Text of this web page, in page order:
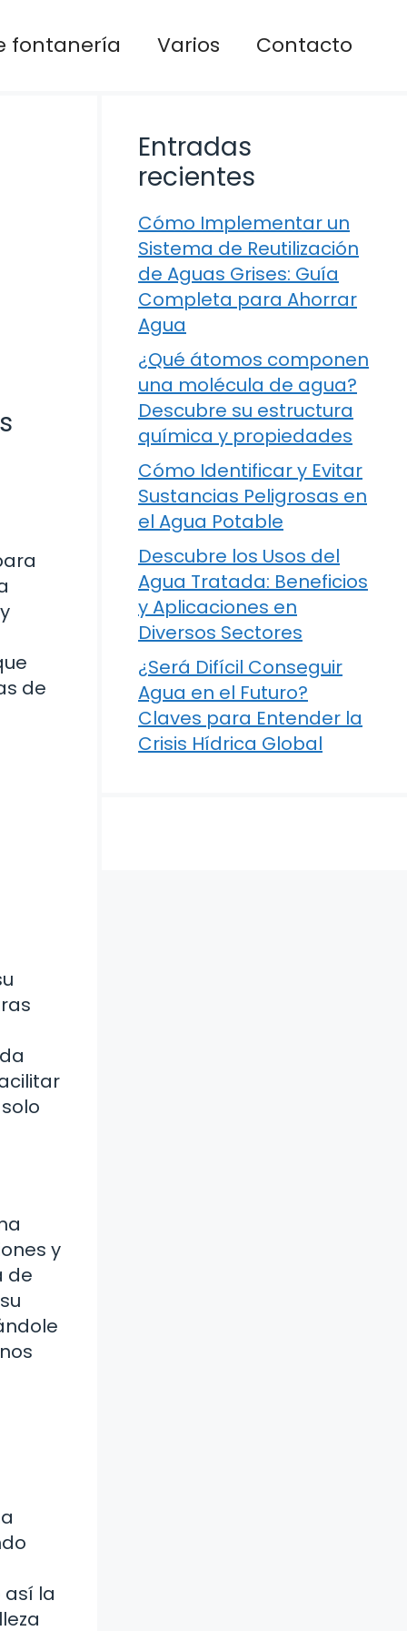
fontanería Varios Contacto
de
y
de
la
Entradas
recientes
Cómo Implementar un
Sistema de Reutilización
de Aguas Grises: Guía
Completa para Ahorrar
Agua
¿Qué átomos componen
una molécula de agua?
Descubre su estructura
química y propiedades
Cómo Identificar y Evitar
Sustancias Peligrosas en
el Agua Potable
Descubre los Usos del
Agua Tratada: Beneficios
y Aplicaciones en
Diversos Sectores
¿Será Difícil Conseguir
Agua en el Futuro?
Claves para Entender la
Crisis Hídrica Global